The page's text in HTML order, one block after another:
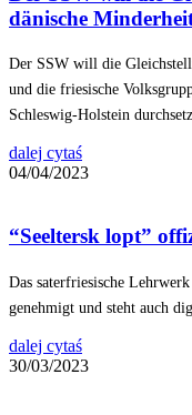
dänische
Der SSW will die
und die friesische
Schleswig-Holstein
dalej cytaś
04/04/2023
“Seeltersk lopt”
Das saterfriesische
genehmigt und steht auch
dalej cytaś
30/03/2023